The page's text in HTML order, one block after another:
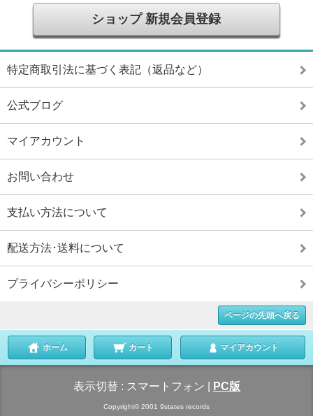
ショップ 新規会員登録
特定商取引法に基づく表記（返品など）
公式ブログ
マイアカウント
お問い合わせ
支払い方法について
配送方法･送料について
プライバシーポリシー
ページの先頭へ戻る
ホーム カート マイアカウント
表示切替 : スマートフォン PC版
Copyright© 2001 9states records